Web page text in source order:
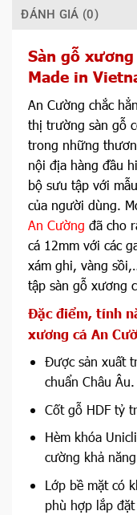
ĐÁNH GIÁ (0)
Sàn gỗ
Made in
An Cường chắc
thị trường sàn gỗ
trong những
nội địa hàng đầu
bộ sưu tập với
của người dùng.
An Cường đã cho
cá 12mm với các
xám ghi, vàng
tập sàn gỗ xương
Đặc điểm, tính
xương cá An
Được sản xuất
chuẩn Châu Âu.
Cốt gỗ HDF tỷ
Hèm khóa
cường khả
Lớp bề mặt có
phù hợp lắp